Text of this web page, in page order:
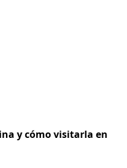
y cómo visitarla en